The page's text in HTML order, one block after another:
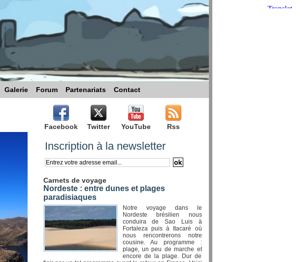
Galerie Forum Partenariats Contact
Facebook Twitter YouTube Rss
Inscription à la newsletter
Carnets de voyage
Nordeste : entre dunes et plages
paradisiaques
Notre voyage dans le
Nordeste brésilien nous
conduira de Sao Luis à
Fortaleza puis à Itacaré où
nous rencontrerons notre
cousine. Au programme :
plage, un peu de marche et
encore de la plage. Dur de